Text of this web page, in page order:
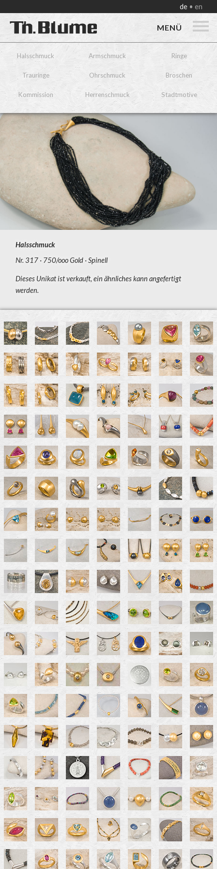
de en
MENÜ
Halsschmuck Armschmuck Ringe
Trauringe Ohrschmuck Broschen
Kommission Herrenschmuck Stadtmotive
Halsschmuck
Nr. 317
750/ooo Gold Spinell
Dieses Unikat ist verkauft, ein ähnliches kann angefertigt
werden.